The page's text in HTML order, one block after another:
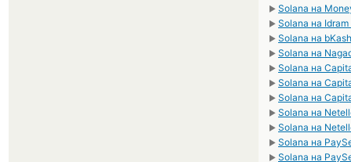
► Solana на
► Solana на
► Solana на
► Solana на
► Solana на
► Solana на
► Solana на
► Solana на
► Solana на
► Solana на
► Solana на